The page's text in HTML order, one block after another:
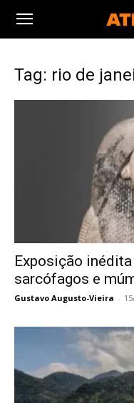
Tag: rio de
Exposição
sarcófagos e
Gustavo Augusto-Vieira -